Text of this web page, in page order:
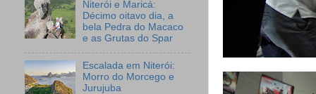
Niterói e Maricá:
Décimo oitavo dia, a
bela Pedra do Macaco
e as Grutas do Spar
Escalada em Niterói:
Morro do Morcego e
Jurujuba